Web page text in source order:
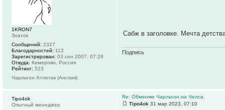
Сабж в заголовке. Мечта
Подпись
1KRON7
Знаток
Сообщений: 2327
Благодарностей: 112
Зарегистрирован: 03 сен 2007, 07:26
Откуда: Кемерово, Россия
Рейтинг: 523
Чарльтон Атлетик (Англия)
Re: Обменяю Чарльтон на Челси.
Tipo4ok 31 мар 2023, 07:10
Tipo4ok
Опытный менеджер